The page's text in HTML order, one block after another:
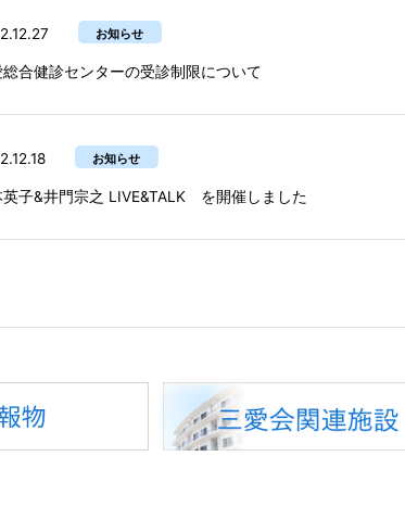
お知らせ
総合健診センターの受診制限について
お知らせ
英子&井門宗之 LIVE&TALK を開催しました